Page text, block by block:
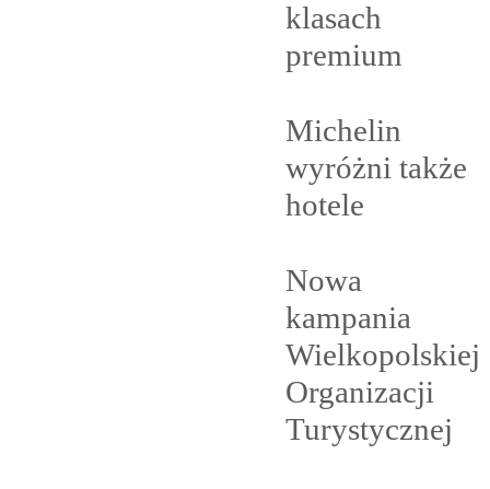
klasach
premium
Michelin
wyróżni także
hotele
Nowa
kampania
Wielkopolskiej
Organizacji
Turystycznej